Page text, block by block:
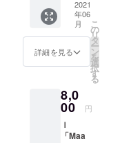
松菜 の
６品目
を予定
してい
ます。
います
ので、
くださ
い。 ※
送料込
み）の
CAMPF
IRE価格
※国内発
プー
は、
〔ラベ
ン
ダー〕
〔イラ
ンド〕
〔サン
ダル
ウッド
ブレン
2021
年06
月
詳細を見る
こ
の
リ
タ
ー
ン
を
選
択
す
る
8,0
00 円
Ｉ
「Maa